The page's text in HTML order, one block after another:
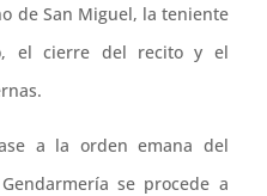
de San Miguel, la teniente
el cierre del recito y el
a la orden emana del
se procede a